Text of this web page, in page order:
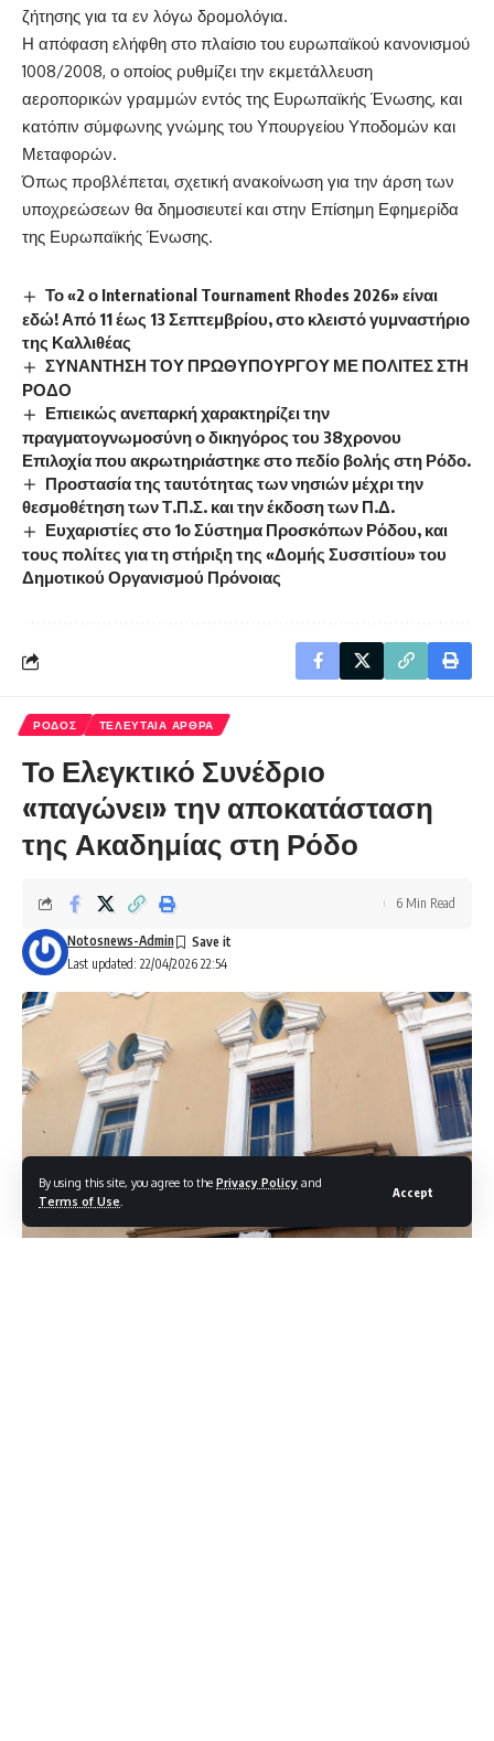
By using this site, you agree to the Privacy Policy and
Terms of Use
Accept
ζήτησης για τα εν λόγω δρομολόγια.
Η απόφαση ελήφθη στο πλαίσιο του ευρωπαϊκού κανονισμού
1008/2008, ο οποίος ρυθμίζει την εκμετάλλευση
αεροπορικών γραμμών εντός της Ευρωπαϊκής Ένωσης, και
κατόπιν σύμφωνης γνώμης του Υπουργείου Υποδομών και
Μεταφορών.
Όπως προβλέπεται, σχετική ανακοίνωση για την άρση των
υποχρεώσεων θα δημοσιευτεί και στην Επίσημη Εφημερίδα
της Ευρωπαϊκής Ένωσης.
Το «2 ο International Tournament Rhodes 2026» είναι
εδώ! Από 11 έως 13 Σεπτεμβρίου, στο κλειστό γυμναστήριο
της Καλλιθέας
ΣΥΝΑΝΤΗΣΗ ΤΟΥ ΠΡΩΘΥΠΟΥΡΓΟΥ ΜΕ ΠΟΛΙΤΕΣ ΣΤΗ
ΡΟΔΟ
Επιεικώς ανεπαρκή χαρακτηρίζει την
πραγματογνωμοσύνη ο δικηγόρος του 38χρονου
Επιλοχία που ακρωτηριάστηκε στο πεδίο βολής στη Ρόδο.
Προστασία της ταυτότητας των νησιών μέχρι την
θεσμοθέτηση των Τ.Π.Σ. και την έκδοση των Π.Δ.
Ευχαριστίες στο 1ο Σύστημα Προσκόπων Ρόδου, και
τους πολίτες για τη στήριξη της «Δομής Συσσιτίου» του
Δημοτικού Οργανισμού Πρόνοιας
ΡΟΔΟΣ ΤΕΛΕΥΤΑΙΑ ΑΡΘΡΑ
Το Ελεγκτικό Συνέδριο
«παγώνει» την αποκατάσταση
της Ακαδημίας στη Ρόδο
Last updated: 22/04/2026 22:54
Notosnews-Admin
6 Min Read